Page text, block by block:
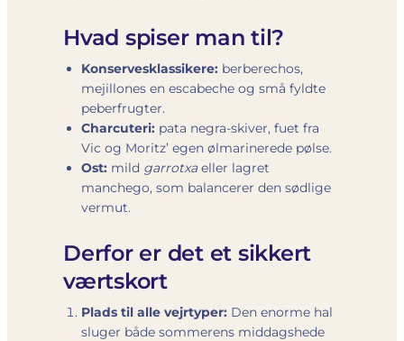
Hvad spiser man til?
Konservesklassikere: berberechos,
mejillones en escabeche og små fyldte
peberfrugter.
Charcuteri: pata negra-skiver, fuet fra
Vic og Moritz’ egen ølmarinerede pølse.
Ost: mild garrotxaeller lagret
manchego, som balancerer den sødlige
vermut.
Derfor er det et sikkert
værtskort
Plads til alle vejrtyper: Den enorme hal
sluger både sommerens middagshede